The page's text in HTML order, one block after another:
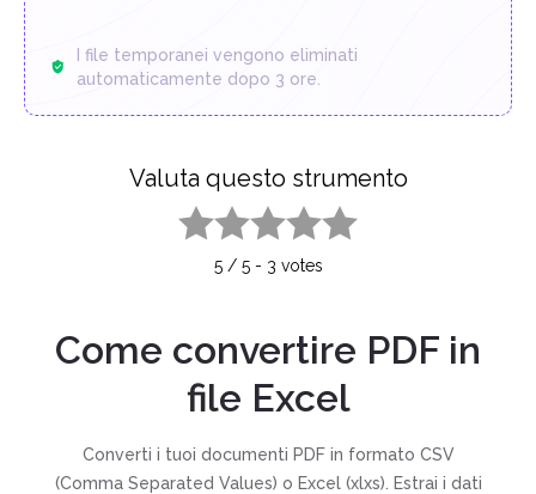
I file temporanei vengono eliminati
automaticamente dopo 3 ore.
Valuta questo strumento
5/ 5- 3 votes
Come convertire PDF in
file Excel
Converti i tuoi documenti PDF in formato CSV
(Comma Separated Values) o Excel (xlxs). Estrai i dati